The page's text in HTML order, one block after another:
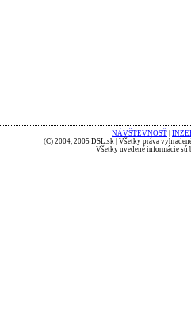
NÁVŠTEVNOSŤ
(C) 2004, 2005 DSL.sk | Všetky práva
Všetky uvedené informácie sú